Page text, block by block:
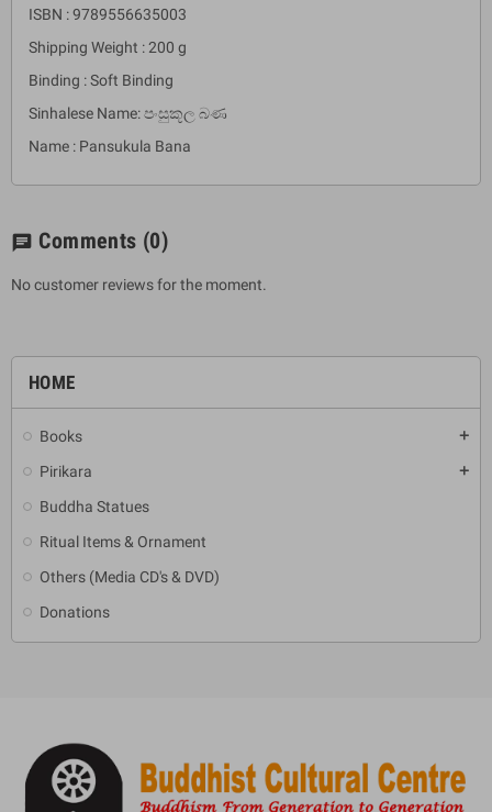
HOME
Books add
Pirikara add
Buddha Statues
Ritual Items & Ornament
Others (Media CD's & DVD)
Donations
ISBN : 9789556635003
Shipping Weight : 200 g
Binding : Soft Binding
Sinhalese Name: පංසුකූල බණ
Name : Pansukula Bana
chat Comments (0)
No customer reviews for the moment.